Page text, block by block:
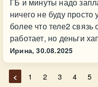
ничего не буду
более что теле2 связь
работает, но деньги
Ирина, 30.08.2025
< 1 2 3 4 5